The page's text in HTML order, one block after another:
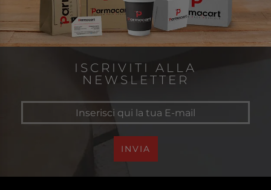
ISCRIVITI ALLA
NEWSLETTER
INVIA